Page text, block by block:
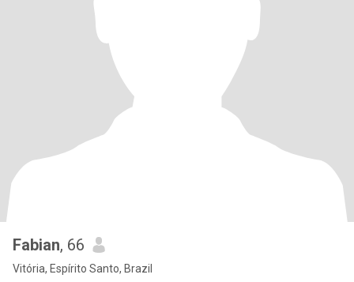
Fabian, 66
Vitória, Espírito Santo, Brazil